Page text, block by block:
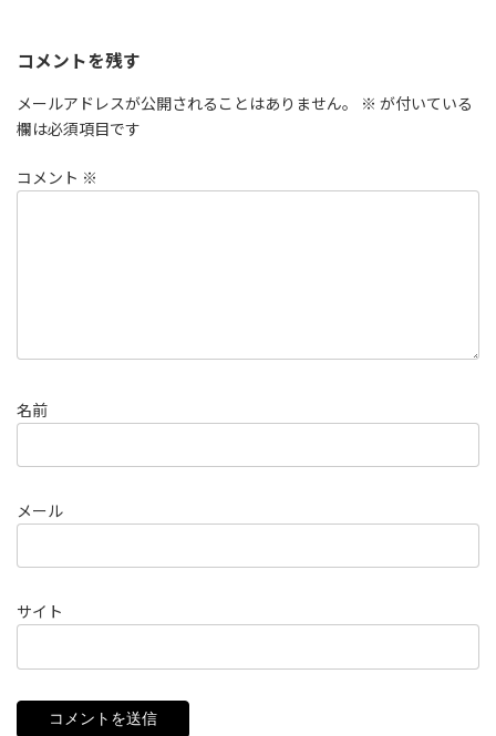
コメントを残す
メールアドレスが公開されることはありません。 ※ が付いている
欄は必須項目です
コメント ※
名前
メール
サイト